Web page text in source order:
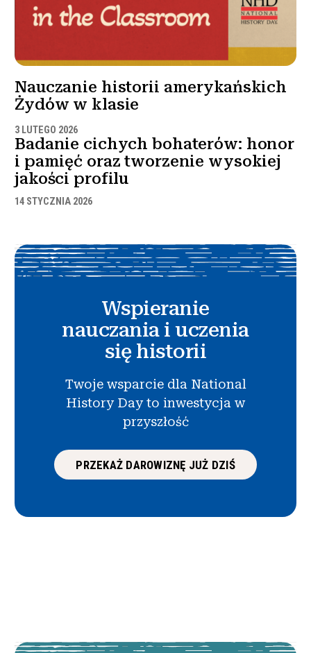
Nauczanie historii amerykańskich
Żydów w klasie
3 LUTEGO 2026
Badanie cichych bohaterów: honor
i pamięć oraz tworzenie wysokiej
jakości profilu
14 STYCZNIA 2026
Wspieranie
nauczania i uczenia
się historii
Twoje wsparcie dla National
History Day to inwestycja w
przyszłość
PRZEKAŻ DAROWIZNĘ JUŻ DZIŚ